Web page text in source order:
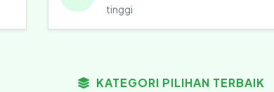
tinggi
KATEGORI PILIHAN TERBAIK